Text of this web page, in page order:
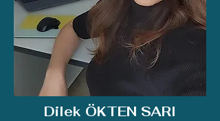
Dilek ÖKTEN SARI